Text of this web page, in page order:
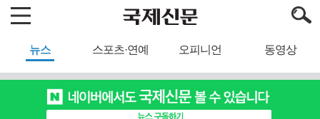
뉴스 스포츠·연예 오피니언 동영상